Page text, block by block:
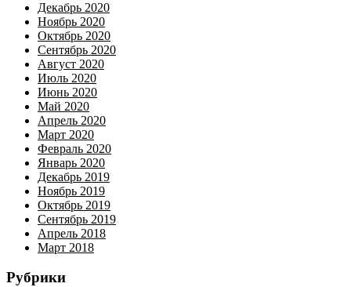
Декабрь 2020
Ноябрь 2020
Октябрь 2020
Сентябрь 2020
Август 2020
Июль 2020
Июнь 2020
Май 2020
Апрель 2020
Март 2020
Февраль 2020
Январь 2020
Декабрь 2019
Ноябрь 2019
Октябрь 2019
Сентябрь 2019
Апрель 2018
Март 2018
Рубрики